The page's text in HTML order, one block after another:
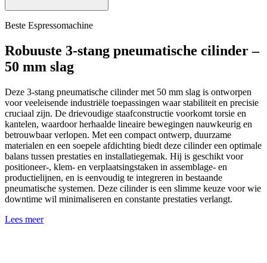
Beste Espressomachine
Robuuste 3‑stang pneumatische cilinder –
50 mm slag
Deze 3‑stang pneumatische cilinder met 50 mm slag is ontworpen
voor veeleisende industriële toepassingen waar stabiliteit en precisie
cruciaal zijn. De drievoudige staafconstructie voorkomt torsie en
kantelen, waardoor herhaalde lineaire bewegingen nauwkeurig en
betrouwbaar verlopen. Met een compact ontwerp, duurzame
materialen en een soepele afdichting biedt deze cilinder een optimale
balans tussen prestaties en installatiegemak. Hij is geschikt voor
positioneer-, klem- en verplaatsingstaken in assemblage- en
productielijnen, en is eenvoudig te integreren in bestaande
pneumatische systemen. Deze cilinder is een slimme keuze voor wie
downtime wil minimaliseren en constante prestaties verlangt.
Lees meer